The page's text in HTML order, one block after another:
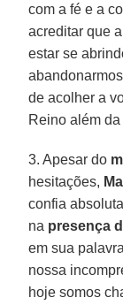
com a fé e a
acreditar que
estar se
de acolher a
Reino além
3. Apesar do
hesitações,
confia
na presença
em sua
nossa
hoje somos